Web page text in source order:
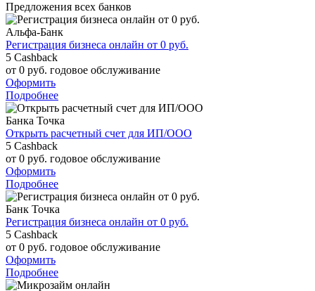
Предложения всех банков
Альфа-Банк
Регистрация бизнеса онлайн от 0 руб.
5 Cashback
от 0 руб. годовое обслуживание
Оформить
Подробнее
Банка Точка
Открыть расчетный счет для ИП/ООО
5 Cashback
от 0 руб. годовое обслуживание
Оформить
Подробнее
Банк Точка
Регистрация бизнеса онлайн от 0 руб.
5 Cashback
от 0 руб. годовое обслуживание
Оформить
Подробнее